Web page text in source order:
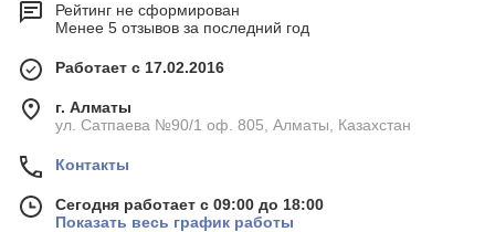
Рейтинг не сформирован
Менее 5 отзывов за последний год
Работает с 17.02.2016
г. Алматы
ул. Сатпаева №90/1 оф. 805, Алматы, Казахстан
Контакты
Сегодня работает с 09:00 до 18:00
Показать весь график работы